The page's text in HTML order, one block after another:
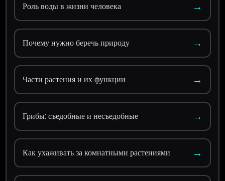
Роль воды в жизни человека →
Почему нужно беречь природу →
Части растения и их функции →
Грибы: съедобные и несъедобные →
Как ухаживать за комнатными растениями →